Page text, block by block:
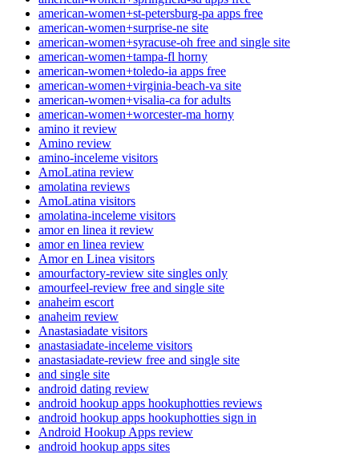
american-women+st-petersburg-pa apps free
american-women+surprise-ne site
american-women+syracuse-oh free and single site
american-women+tampa-fl horny
american-women+toledo-ia apps free
american-women+virginia-beach-va site
american-women+visalia-ca for adults
american-women+worcester-ma horny
amino it review
Amino review
amino-inceleme visitors
AmoLatina review
amolatina reviews
AmoLatina visitors
amolatina-inceleme visitors
amor en linea it review
amor en linea review
Amor en Linea visitors
amourfactory-review site singles only
amourfeel-review free and single site
anaheim escort
anaheim review
Anastasiadate visitors
anastasiadate-inceleme visitors
anastasiadate-review free and single site
and single site
android dating review
android hookup apps hookuphotties reviews
android hookup apps hookuphotties sign in
Android Hookup Apps review
android hookup apps sites